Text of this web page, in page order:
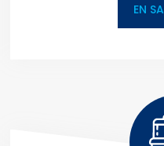
EN